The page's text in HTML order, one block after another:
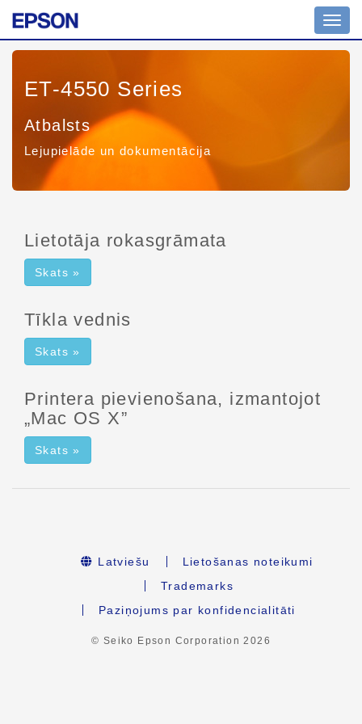
ET-4550 Series
Atbalsts
Lejupielāde un dokumentācija
Lietotāja rokasgrāmata
Skats »
Tīkla vednis
Skats »
Printera pievienošana, izmantojot
„Mac OS X”
Skats »
Latviešu
Lietošanas noteikumi
Trademarks
Paziņojums par konfidencialitāti
© Seiko Epson Corporation2026